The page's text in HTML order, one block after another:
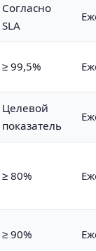
Согласно
SLA
≥ 99,5%
Целевой
показатель
≥ 80%
≥ 90%